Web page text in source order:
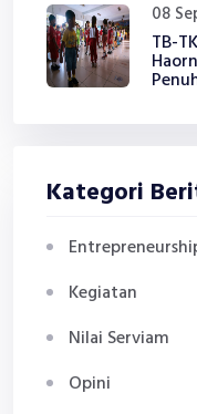
08
TB-
Kategori
Kegiatan
Nilai Serviam
Opini